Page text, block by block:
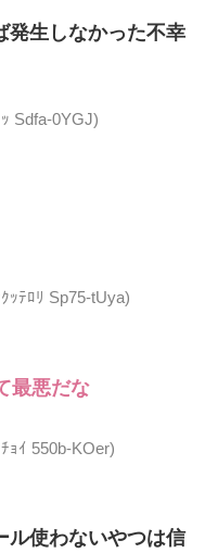
発生しなかった不幸
Sdfa-0YGJ)
ｯﾃﾛﾘ Sp75-tUya)
最悪だな
ｮｲ 550b-KOer)
ル使わないやつは信